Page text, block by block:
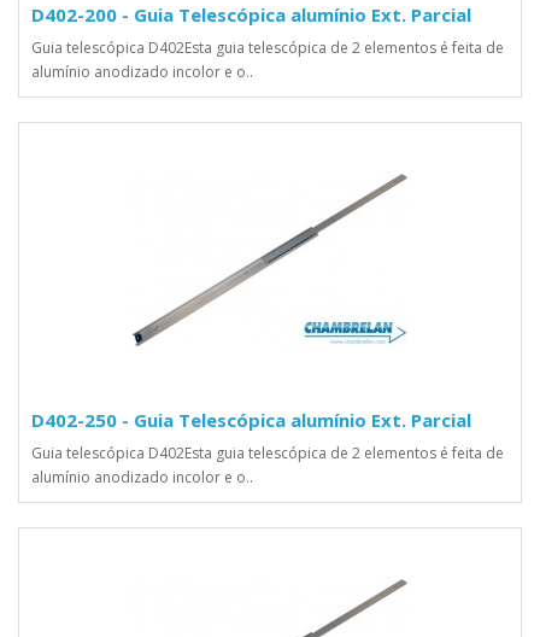
D402-200 - Guia Telescópica alumínio Ext. Parcial
Guia telescópica D402Esta guia telescópica de 2 elementos é feita de
alumínio anodizado incolor e o..
D402-250 - Guia Telescópica alumínio Ext. Parcial
Guia telescópica D402Esta guia telescópica de 2 elementos é feita de
alumínio anodizado incolor e o..